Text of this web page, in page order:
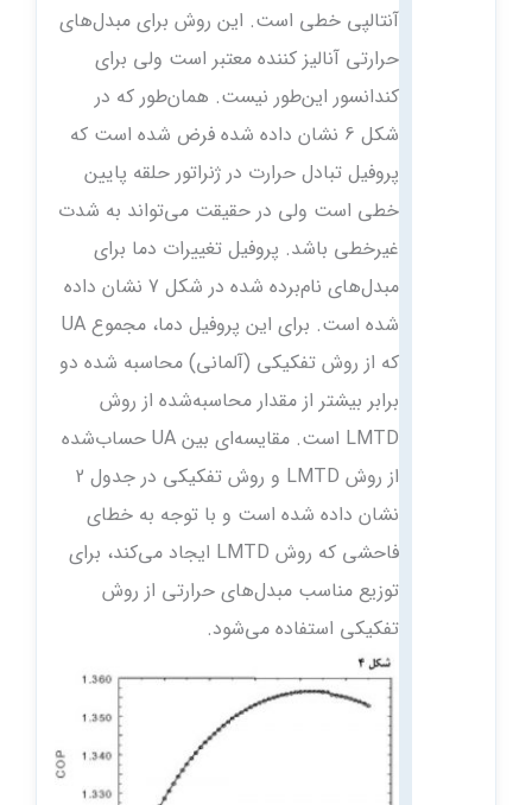
آنتالپی خطی است. این روش برای مبدل‌های
حرارتی آنالیز کننده معتبر است ولی برای
کندانسور این‌طور نیست. همان‌طور که در
شکل 6 نشان داده شده فرض شده است که
پروفیل تبادل حرارت در ژنراتور حلقه پایین
خطی است ولی در حقیقت می‌تواند به‌ شدت
غیرخطی باشد. پروفیل تغییرات دما برای
مبدل‌های نام‌برده شده در شکل 7 نشان داده
شده است. برای این پروفیل دما، مجموع UA
که از روش تفکیکی (آلمانی) محاسبه‌ شده دو
برابر بیشتر از مقدار محاسبه‌شده از روش
LMTD است. مقایسه‌ای بین UA حساب‌شده
از روش LMTD و روش تفکیکی در جدول 2
نشان داده شده است و با توجه به خطای
فاحشی که روش LMTD ایجاد می‌کند، برای
توزیع مناسب مبدل‌های حرارتی از روش
تفکیکی استفاده می‌شود.